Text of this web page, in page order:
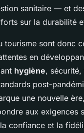
sanitaire — et
sur la durabilité
tourisme sont donc
en
hygiène,
post-
une nouvelle
aux exigences
confiance et la